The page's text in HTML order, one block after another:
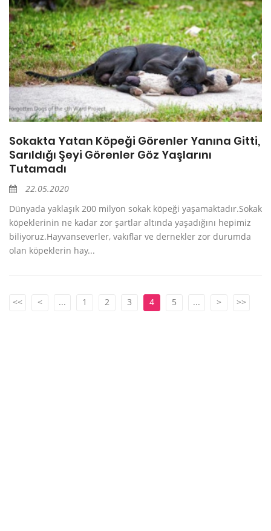
Sokakta Yatan Köpeği Görenler Yanına Gitti,
Sarıldığı Şeyi Görenler Göz Yaşlarını
Tutamadı
22.05.2020
Dünyada yaklaşık 200 milyon sokak köpeği yaşamaktadır.Sokak
köpeklerinin ne kadar zor şartlar altında yaşadığını hepimiz
biliyoruz.Hayvanseverler, vakıflar ve dernekler zor durumda
olan köpeklerin hay...
<< < ... 1 2 3 4 5 ... > >>